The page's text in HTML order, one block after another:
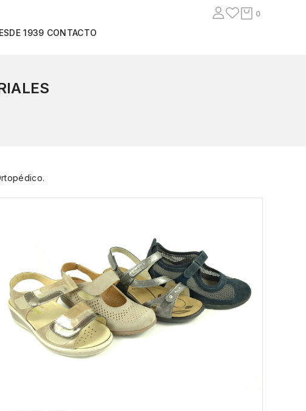
0
1939 CONTACTO